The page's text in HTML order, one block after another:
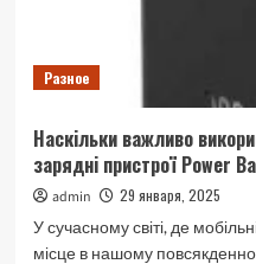
Разное
Наскільки важливо
зарядні пристрої Power
admin
29 января, 2025
У сучасному світі, де
місце в нашому